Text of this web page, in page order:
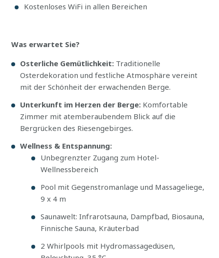
Kostenloses WiFi in allen Bereichen
Was erwartet Sie?
Osterliche Gemütlichkeit: Traditionelle
Osterdekoration und festliche Atmosphäre vereint
mit der Schönheit der erwachenden Berge.
Unterkunft im Herzen der Berge: Komfortable
Zimmer mit atemberaubendem Blick auf die
Bergrücken des Riesengebirges.
Wellness & Entspannung:
Unbegrenzter Zugang zum Hotel-
Wellnessbereich
Pool mit Gegenstromanlage und Massageliege,
9 x 4 m
Saunawelt: Infrarotsauna, Dampfbad, Biosauna,
Finnische Sauna, Kräuterbad
2 Whirlpools mit Hydromassagedüsen,